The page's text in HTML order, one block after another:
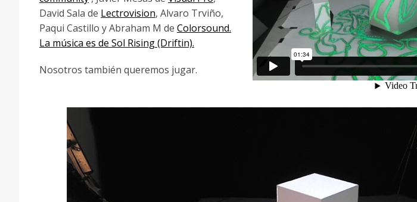
David Sala de Lectrovision, Alvaro Trviño,
Paqui Castillo y Abraham M de Colorsound.
La música es de Sol Rising (Driftin).
Nosotros también queremos jugar.